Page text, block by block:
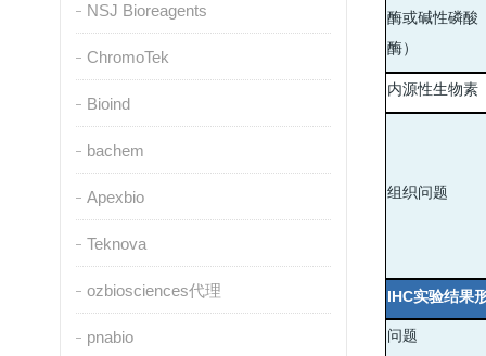
NSJ Bioreagents
ChromoTek
Bioind
bachem
Apexbio
Teknova
ozbiosciences代理
pnabio
酶或碱性磷酸
酶）
内源性生物素
组织问题
IHC实验结果
问题